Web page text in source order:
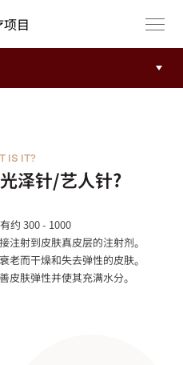
目
泽针/艺人针?
IS IT?
约 300 - 1000
注射到皮肤真皮层的注射剂。
老而干燥和失去弹性的皮肤。
皮肤弹性并使其充满水分。